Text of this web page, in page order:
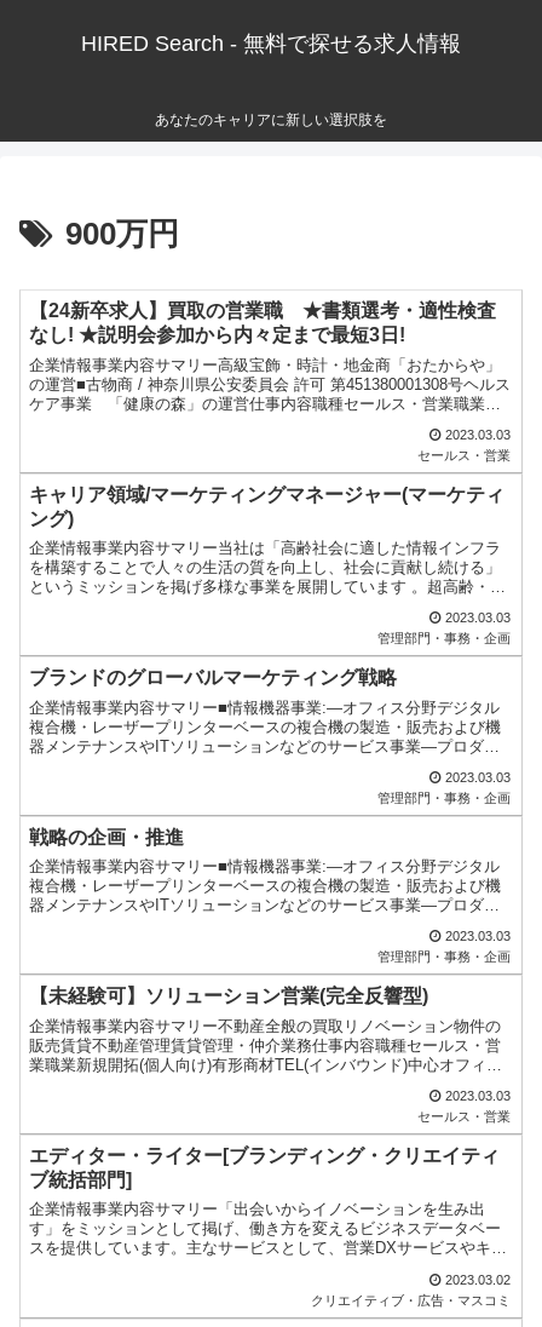
HIRED Search - 無料で探せる求人情報
あなたのキャリアに新しい選択肢を
900万円
【24新卒求人】買取の営業職 ★書類選考・適性検査
なし! ★説明会参加から内々定まで最短3日!
企業情報事業内容サマリー高級宝飾・時計・地金商「おたからや」
の運営■古物商 / 神奈川県公安委員会 許可 第451380001308号ヘルス
ケア事業 「健康の森」の運営仕事内容職種セールス・営業職業新
2023.03.03
セールス・営業
キャリア領域/マーケティングマネージャー(マーケティ
ング)
企業情報事業内容サマリー当社は「高齢社会に適した情報インフラ
を構築することで人々の生活の質を向上し、社会に貢献し続ける」
というミッションを掲げ多様な事業を展開しています 。超高齢・人
2023.03.03
管理部門・事務・企画
ブランドのグローバルマーケティング戦略
企業情報事業内容サマリー■情報機器事業:―オフィス分野デジタル
複合機・レーザープリンターベースの複合機の製造・販売および機
器メンテナンスやITソリューションなどのサービス事業―プロダク
2023.03.03
管理部門・事務・企画
戦略の企画・推進
企業情報事業内容サマリー■情報機器事業:―オフィス分野デジタル
複合機・レーザープリンターベースの複合機の製造・販売および機
器メンテナンスやITソリューションなどのサービス事業―プロダク
2023.03.03
管理部門・事務・企画
【未経験可】ソリューション営業(完全反響型)
企業情報事業内容サマリー不動産全般の買取リノベーション物件の
販売賃貸不動産管理賃貸管理・仲介業務仕事内容職種セールス・営
業職業新規開拓(個人向け)有形商材TEL(インバウンド)中心オフィス
2023.03.03
セールス・営業
エディター・ライター[ブランディング・クリエイティ
ブ統括部門]
企業情報事業内容サマリー「出会いからイノベーションを生み出
す」をミッションとして掲げ、働き方を変えるビジネスデータベー
スを提供しています。主なサービスとして、営業DXサービスやキャ
2023.03.02
クリエイティブ・広告・マスコミ